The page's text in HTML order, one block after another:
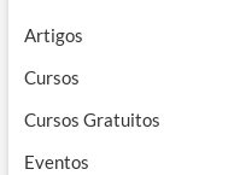
Artigos
Cursos
Cursos Gratuitos
Eventos